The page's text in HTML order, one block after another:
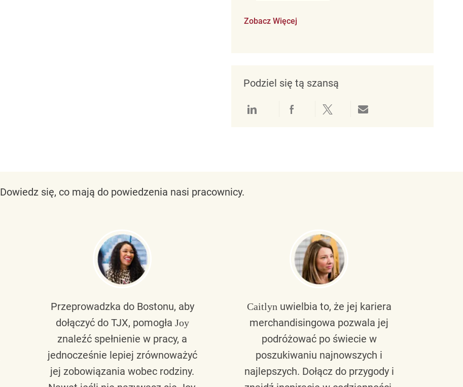
Zobacz Więcej
Podziel się tą szansą
Udostępnianie przez LinkedIn
Udostępnianie przez Facebook
Udostępnij przez Twitter
Udostępnianie przez e-mail
Dowiedz się, co mają do powiedzenia nasi pracownicy.
Przeprowadzka do Bostonu, aby
dołączyć do TJX, pomogła Joy
znaleźć spełnienie w pracy, a
jednocześnie lepiej zrównoważyć
jej zobowiązania wobec rodziny.
Caitlynuwielbia to, że jej kariera
merchandisingowa pozwala jej
podróżować po świecie w
poszukiwaniu najnowszych i
najlepszych. Dołącz do przygody i